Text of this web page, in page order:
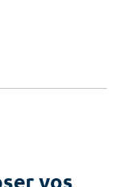
vos